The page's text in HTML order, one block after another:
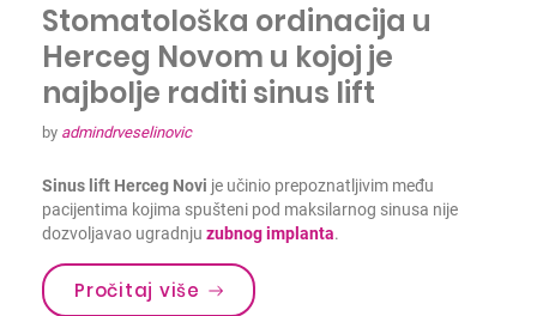
Stomatološka ordinacija u
Herceg Novom u kojoj je
najbolje raditi sinus lift
by admindrveselinovic
Sinus lift Herceg Novi je učinio prepoznatljivim među
pacijentima kojima spušteni pod maksilarnog sinusa nije
dozvoljavao ugradnju zubnog implanta.
Pročitaj više